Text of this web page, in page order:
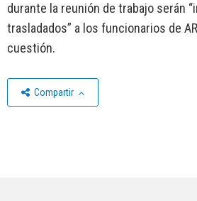
durante la reunión de trabajo serán
trasladados” a los funcionarios de
cuestión.
Compartir